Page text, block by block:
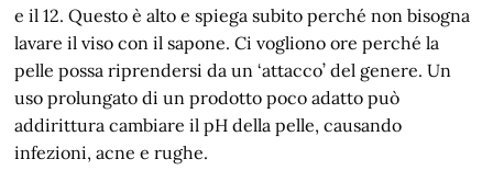
e il 12. Questo è alto e spiega subito perché non bisogna
lavare il viso con il sapone. Ci vogliono ore perché la
pelle possa riprendersi da un ‘attacco’ del genere. Un
uso prolungato di un prodotto poco adatto può
addirittura cambiare il pH della pelle, causando
infezioni, acne e rughe.